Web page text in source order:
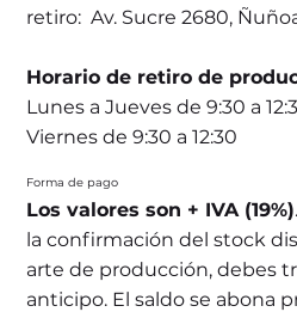
retiro: Av. Sucre 2680,
Horario de retiro de
Lunes a Jueves de 9:30 a
Viernes de 9:30 a 12:30
Forma de pago
Los valores son + IVA (19%)
la confirmación del stock
arte de producción, debes
anticipo. El saldo se abona